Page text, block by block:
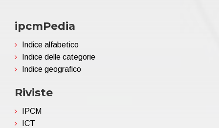
ipcmPedia
Indice alfabetico
Indice delle categorie
Indice geografico
Riviste
IPCM
ICT